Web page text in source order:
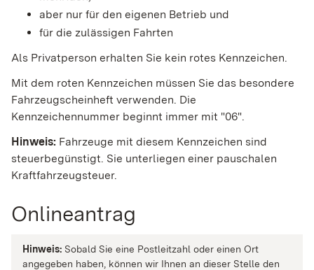
aber nur für den eigenen Betrieb und
für die zulässigen Fahrten
Als Privatperson erhalten Sie kein rotes Kennzeichen.
Mit dem roten Kennzeichen müssen Sie das besondere
Fahrzeugscheinheft verwenden. Die
Kennzeichennummer beginnt immer mit "06".
Hinweis: Fahrzeuge mit diesem Kennzeichen sind
steuerbegünstigt. Sie unterliegen einer pauschalen
Kraftfahrzeugsteuer.
Onlineantrag
Hinweis: Sobald Sie eine Postleitzahl oder einen Ort
angegeben haben, können wir Ihnen an dieser Stelle den